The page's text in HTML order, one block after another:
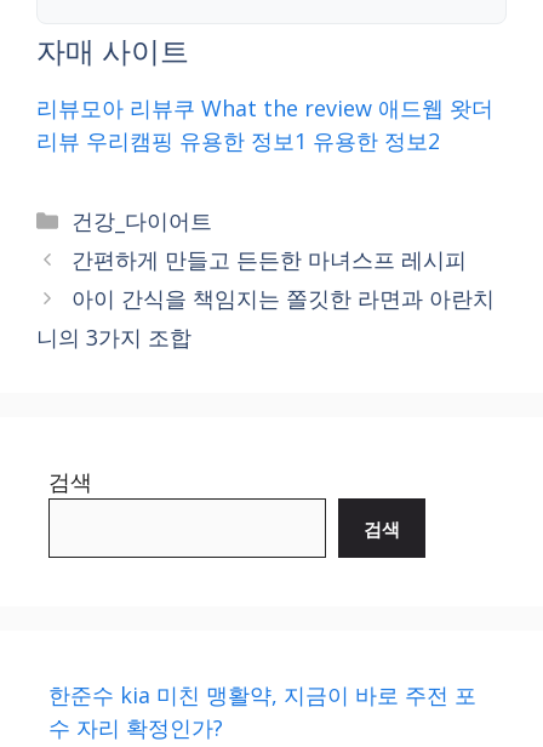
자매 사이트
리뷰모아 리뷰쿠 What the review 애드웹 왓더
리뷰 우리캠핑 유용한 정보1 유용한 정보2
Categories
건강_다이어트
간편하게 만들고 든든한 마녀스프 레시피
아이 간식을 책임지는 쫄깃한 라면과 아란치
니의 3가지 조합
검색
검색
한준수 kia 미친 맹활약, 지금이 바로 주전 포
수 자리 확정인가?